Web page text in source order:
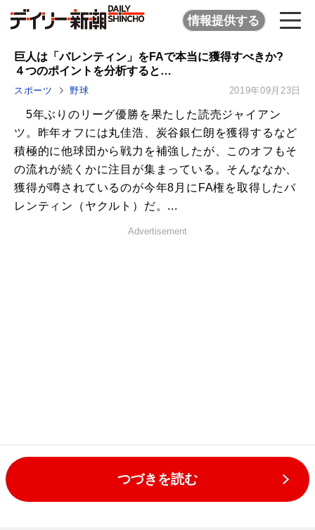
情報提供する
巨人は「バレンティン」をFAで本当に獲得すべきか?
４つのポイントを分析すると…
スポーツ 野球 2019年09月23日
5年ぶりのリーグ優勝を果たした読売ジャイアン
ツ。昨年オフには丸佳浩、炭谷銀仁朗を獲得するなど
積極的に他球団から戦力を補強したが、このオフもそ
の流れが続くかに注目が集まっている。そんななか、
獲得が噂されているのが今年8月にFA権を取得したバ
レンティン（ヤクルト）だ。...
Advertisement
つづきを読む